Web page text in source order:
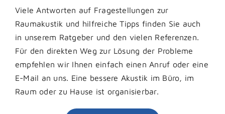
Viele Antworten auf Fragestellungen zur
Raumakustik und hilfreiche Tipps finden Sie auch
in unserem Ratgeber und den vielen Referenzen.
Für den direkten Weg zur Lösung der Probleme
empfehlen wir Ihnen einfach einen Anruf oder eine
E-Mail an uns. Eine bessere Akustik im Büro, im
Raum oder zu Hause ist organisierbar.